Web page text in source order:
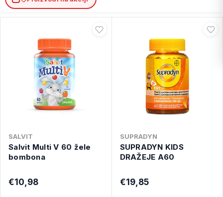
SALVIT
Salvit Multi V 60 žele
bombona
€10,98
SUPRADYN
SUPRADYN KIDS
DRAŽEJE A60
€19,85